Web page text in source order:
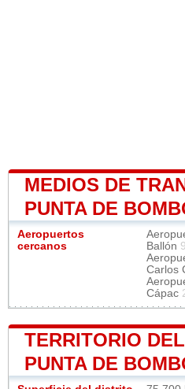
MEDIOS DE
PUNTA DE
Aeropuertos
cercanos
Ballón
Carlos
Cápac
TERRITORIO
PUNTA DE